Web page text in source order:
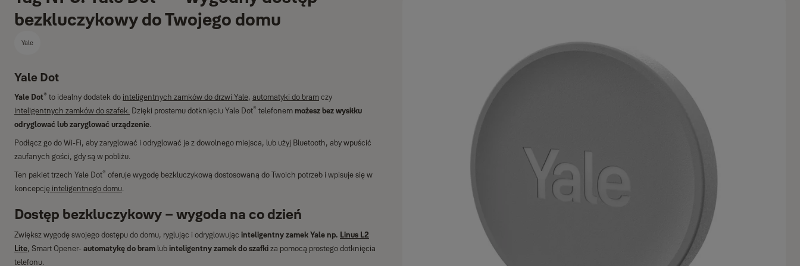
bezkluczykowy do Twojego domu
Yale
Yale Dot
Yale Dot® to idealny dodatek do inteligentnych zamków do drzwi Yale, automatyki do bramczy
inteligentnych zamków do szafek. Dzięki prostemu dotknięciu Yale Dot® telefonem możesz bez wysiłku
odryglować lub zaryglować urządzenie.
Podłącz go do Wi-Fi, aby zaryglować i odryglować je z dowolnego miejsca, lub użyj Bluetooth, aby wpuścić
zaufanych gości, gdy są w pobliżu.
Ten pakiet trzech Yale Dot® oferuje wygodę bezkluczykową dostosowaną do Twoich potrzeb i wpisuje się w
koncepcję inteligentnego domu.
Dostęp bezkluczykowy – wygoda na co dzień
Zwiększ wygodę swojego dostępu do domu, ryglując i odryglowując inteligentny zamek Yale np. Linus L2
Lite, Smart Opener- automatykę do bram lubinteligentny zamek do szafkiza pomocą prostego dotknięcia
telefonu.